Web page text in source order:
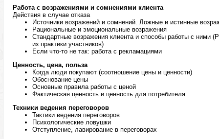
Работа с возражениями и сомнениями клиента
Действия в случае отказа
Источники возражений и сомнений. Ложные и истинные
Рациональные и эмоциональные возражения
Стандартные возражения клиента и способы работы с ними
из практики участников)
Если что-то не так: работа с рекламациями
Ценность, цена, польза
Когда люди покупают (соотношение цены и ценности)
Обоснование цены
Основные правила работы с ценой
Фактическая ценность и ценность для потребителя
Техники ведения переговоров
Тактики ведения переговоров
Психологические ловушки
Отступление, лавирование в переговорах